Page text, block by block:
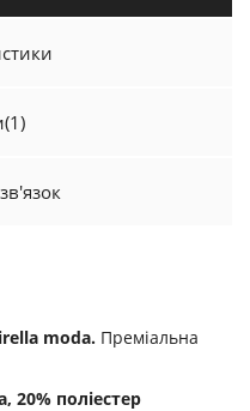
(1)
moda. Преміальна
20% поліестер